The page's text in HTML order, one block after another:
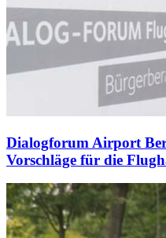
Dialogforum Airport
Vorschläge für die